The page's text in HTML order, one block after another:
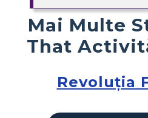
Mai Multe
That
Revoluția